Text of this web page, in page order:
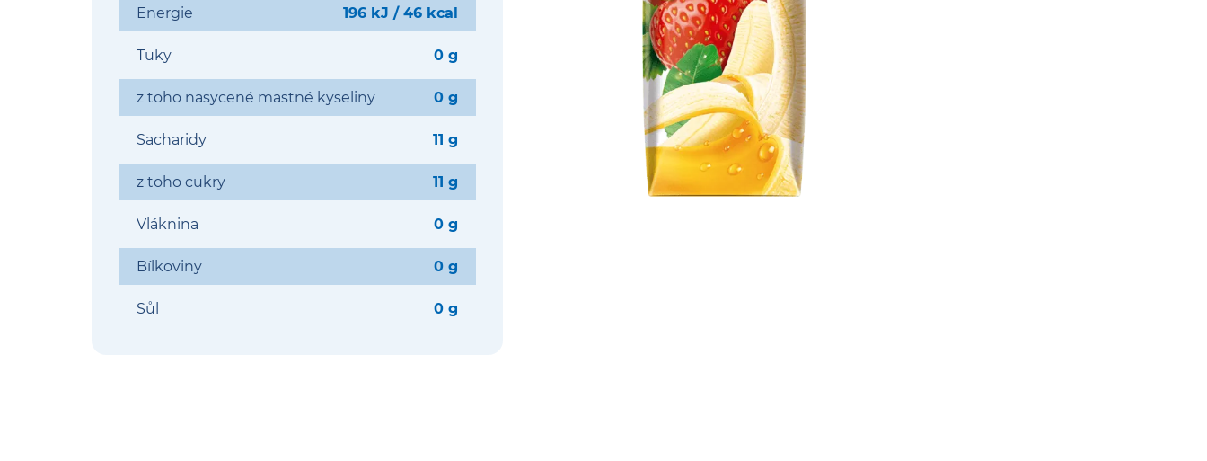
Energie 196 kJ / 46 kcal
Tuky 0 g
z toho nasycené mastné kyseliny 0 g
Sacharidy 11 g
z toho cukry 11 g
Vláknina 0 g
Bílkoviny 0 g
Sůl 0 g